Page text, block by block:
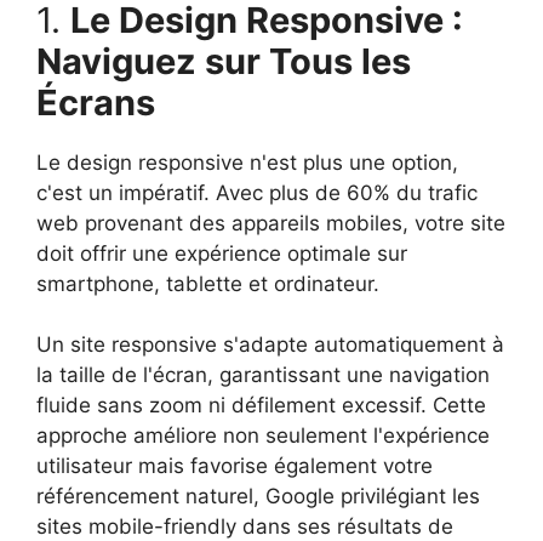
1. Le Design Responsive :
Naviguez sur Tous les
Écrans
Le design responsive n'est plus une option,
c'est un impératif. Avec plus de 60% du trafic
web provenant des appareils mobiles, votre site
doit offrir une expérience optimale sur
smartphone, tablette et ordinateur.
Un site responsive s'adapte automatiquement à
la taille de l'écran, garantissant une navigation
fluide sans zoom ni défilement excessif. Cette
approche améliore non seulement l'expérience
utilisateur mais favorise également votre
référencement naturel, Google privilégiant les
sites mobile-friendly dans ses résultats de